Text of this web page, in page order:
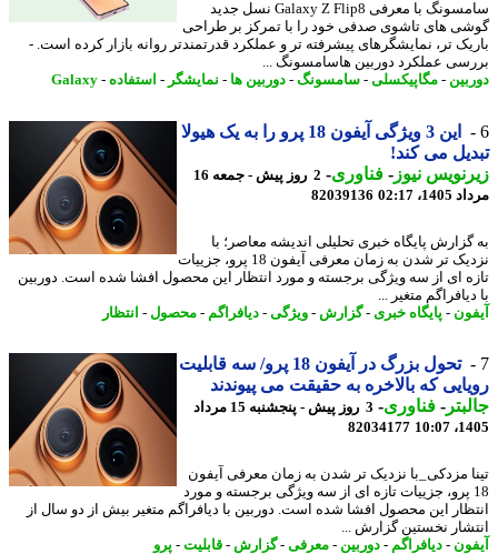
سامسونگ با معرفی Galaxy Z Flip8 نسل جدید
های تاشوی صدفی خود را با تمرکز بر طراحی
تر، نمایشگرهای پیشرفته تر و عملکرد قدرتمندتر روانه بازار کرده است. -
عملکرد دوربین هاسامسونگ ...
-مگاپیکسلی-سامسونگ-دوربین ها- نمایشگر-استفاده-
Galaxy
این 3 ویژگی آیفون 18 پرو را به یک هیولا
می کند!
نیوز-فناوری-
2 روز پیش - جمعه 16
02:17
82039136
پایگاه خبری تحلیلی اندیشه معاصر؛ با
نزدیک تر شدن به زمان معرفی آیفون 18 پرو، جزییات
ای از سه ویژگی برجسته و مورد انتظار این محصول افشا شده است. دوربین
متغیر ...
-پایگاه خبری- گزارش -ویژگی-دیافراگم-محصول-انتظار
تحول بزرگ در آیفون 18 پرو/ سه قابلیت
که بالاخره به حقیقت می پیوندند
-فناوری-
3 روز پیش - پنجشنبه 15 مرداد
82034177
مزدکی_با نزدیک تر شدن به زمان معرفی آیفون
پرو، جزییات تازه ای از سه ویژگی برجسته و مورد
این محصول افشا شده است. دوربین با دیافراگم متغیر بیش از دو سال از
نخستین گزارش ...
-دیافراگم-دوربین-معرفی-گزارش -قابلیت-پرو